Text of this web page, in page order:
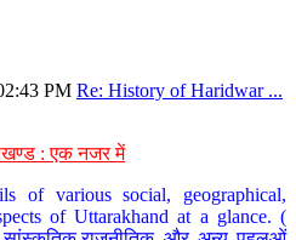
PM Re: History of Haridwar ...
: एक नजर में
of various social, geographical,
of Uttarakhand at a glance. (